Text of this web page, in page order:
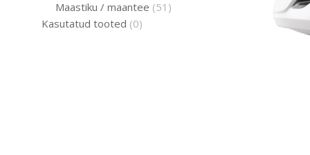
Maastiku / maantee (51)
Kasutatud tooted (0)